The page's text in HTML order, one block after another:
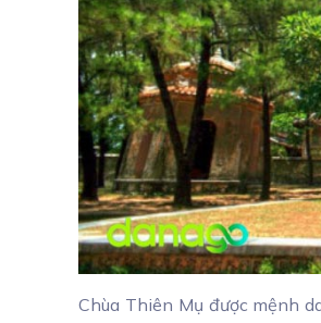
Chùa Thiên Mụ được mệnh